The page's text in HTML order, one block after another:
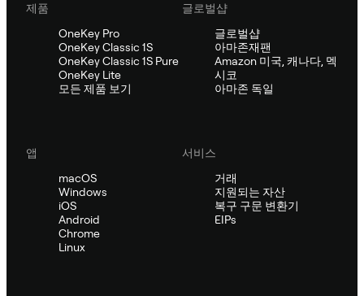
제품
OneKey Pro
OneKey Classic 1S
OneKey Classic 1S Pure
OneKey Lite
모든 제품 보기
글로벌샵
글로벌샵
아마존재팬
Amazon 미국, 캐나다, 멕
시코
아마존 독일
앱
macOS
Windows
iOS
Android
Chrome
Linux
서비스
거래
지원되는 자산
복구 구문 변환기
EIPs